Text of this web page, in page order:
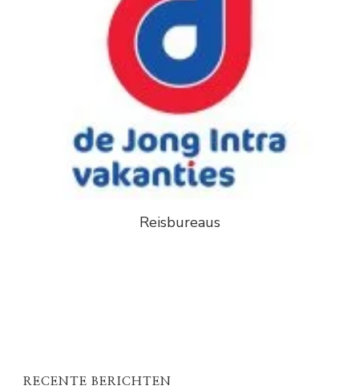
Reisbureaus
RECENTE BERICHTEN